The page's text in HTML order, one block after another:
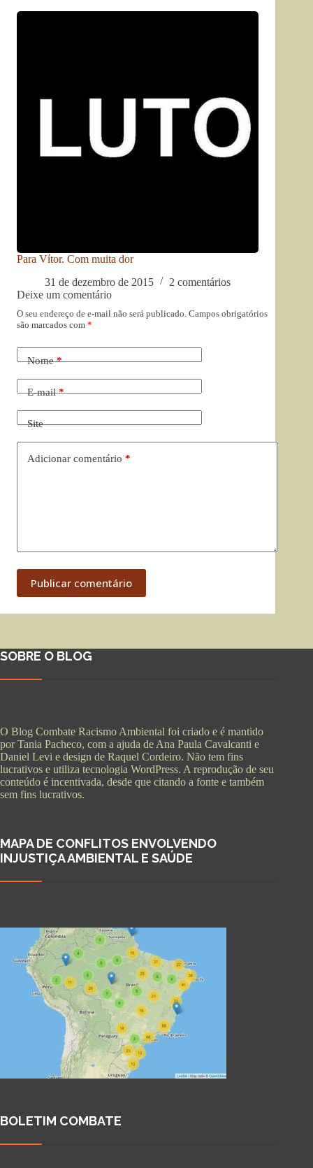
Para Vítor. Com muita dor
31 de dezembro de 2015
2 comentários
Deixe um comentário
O seu endereço de e-mail não será publicado. Campos obrigatórios
são marcados com *
Nome*
E-mail*
Site
Adicionar comentário *
Publicar comentário
SOBRE O BLOG
O Blog Combate Racismo Ambiental foi criado e é mantido
por Tania Pacheco, com a ajuda de Ana Paula Cavalcanti e
Daniel Levi e design de Raquel Cordeiro. Não tem fins
lucrativos e utiliza tecnologia WordPress. A reprodução de seu
conteúdo é incentivada, desde que citando a fonte e também
sem fins lucrativos.
MAPA DE CONFLITOS ENVOLVENDO
INJUSTIÇA AMBIENTAL E SAÚDE
BOLETIM COMBATE